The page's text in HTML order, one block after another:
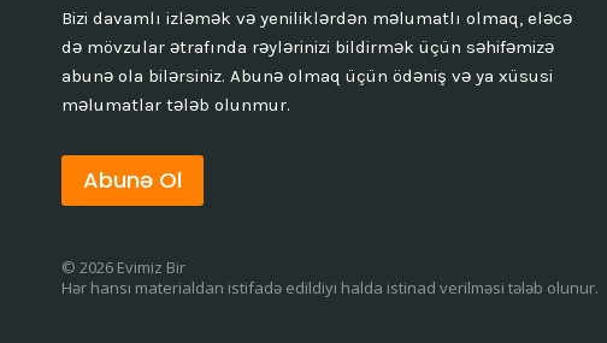
Bizi davamlı izləmək və yeniliklərdən məlumatlı olmaq, eləcə
də mövzular ətrafında rəylərinizi bildirmək üçün səhifəmizə
abunə ola bilərsiniz. Abunə olmaq üçün ödəniş və ya xüsusi
məlumatlar tələb olunmur.
Abunə Ol
© 2026 Evimiz Bir
Hər hansı materialdan istifadə edildiyi halda istinad verilməsi tələb olunur.